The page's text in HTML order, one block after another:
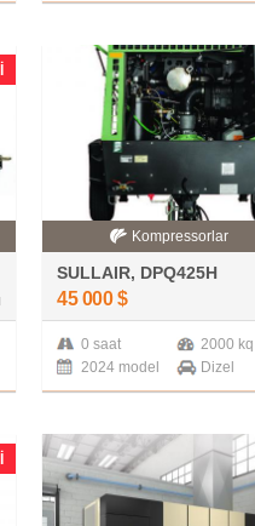
Kompressorlar
SULLAIR, DPQ425H
45 000 $
0 saat
2000 kq
2024 model
Dizel